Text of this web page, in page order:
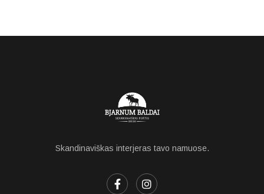
Skandinaviškas interjeras tavo namuose.